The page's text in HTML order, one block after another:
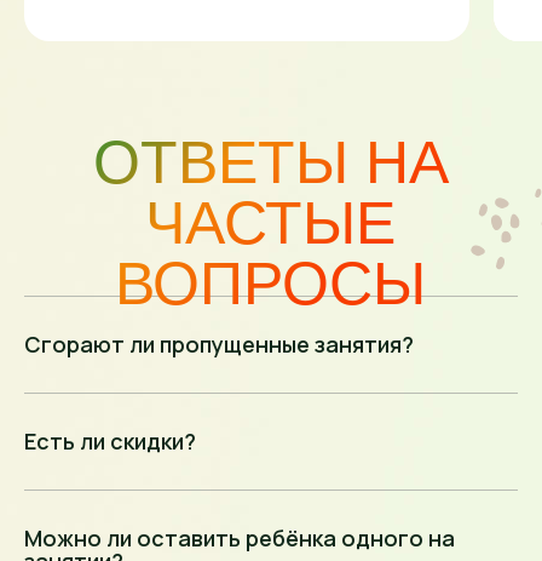
Сгорают ли пропущенные занятия?
Есть ли скидки?
Можно ли оставить ребёнка одного на